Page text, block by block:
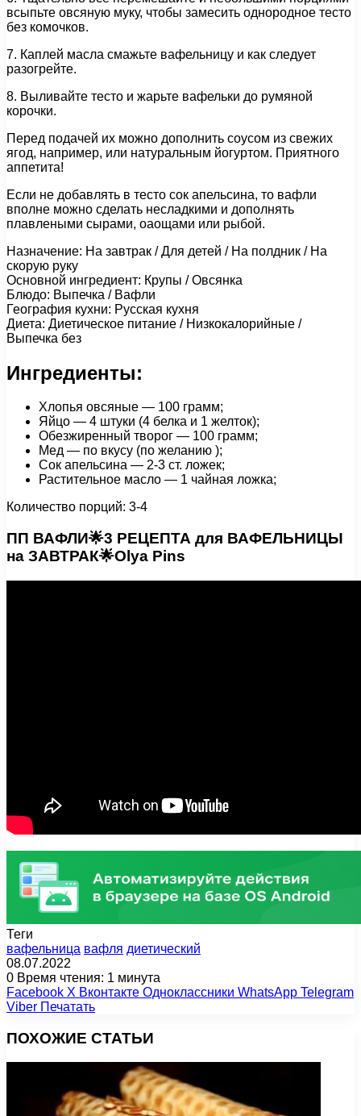
всыпьте овсяную муку, чтобы замесить однородное тесто
без комочков.
7. Каплей масла смажьте вафельницу и как следует
разогрейте.
8. Выливайте тесто и жарьте вафельки до румяной
корочки.
Перед подачей их можно дополнить соусом из свежих
ягод, например, или натуральным йогуртом. Приятного
аппетита!
Если не добавлять в тесто сок апельсина, то вафли
вполне можно сделать несладкими и дополнять
плавлеными сырами, оаощами или рыбой.
Назначение: На завтрак / Для детей / На полдник / На
скорую руку
Основной ингредиент: Крупы / Овсянка
Блюдо: Выпечка / Вафли
География кухни: Русская кухня
Диета: Диетическое питание / Низкокалорийные /
Выпечка без
Ингредиенты:
Хлопья овсяные — 100 грамм;
Яйцо — 4 штуки (4 белка и 1 желток);
Обезжиренный творог — 100 грамм;
Мед — по вкусу (по желанию );
Сок апельсина — 2-3 ст. ложек;
Растительное масло — 1 чайная ложка;
Количество порций: 3-4
ПП ВАФЛИ🌟3 РЕЦЕПТА для ВАФЕЛЬНИЦЫ
на ЗАВТРАК🌟Olya Pins
Теги
вафельница вафля диетический
08.07.2022
0 Время чтения: 1 минута
Facebook X Вконтакте Одноклассники WhatsApp Telegram
Viber Печатать
ПОХОЖИЕ СТАТЬИ